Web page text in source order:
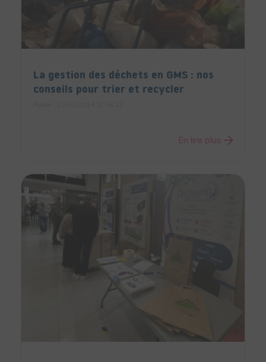
La gestion des déchets en GMS : nos
conseils pour trier et recycler
En lire plus arrow_forward